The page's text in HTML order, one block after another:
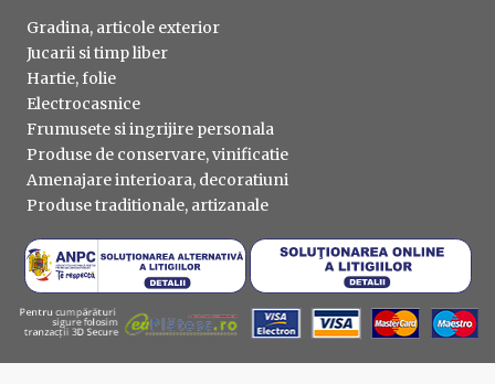
Gradina, articole exterior
Jucarii si timp liber
Hartie, folie
Electrocasnice
Frumusete si ingrijire personala
Produse de conservare, vinificatie
Amenajare interioara, decoratiuni
Produse traditionale, artizanale